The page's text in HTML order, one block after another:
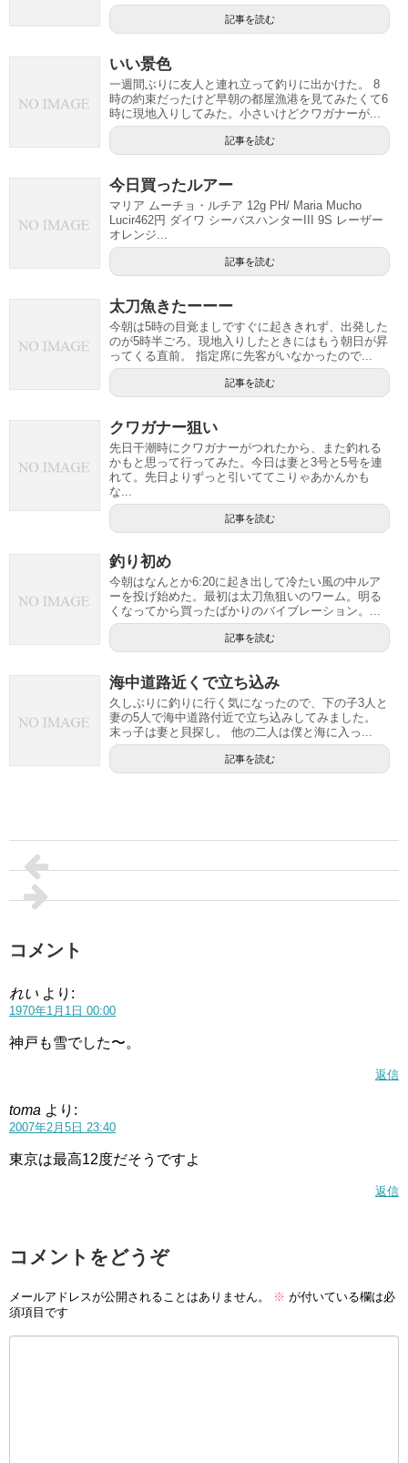
記事を読む
いい景色
一週間ぶりに友人と連れ立って釣りに出かけた。 8
時の約束だったけど早朝の都屋漁港を見てみたくて6
時に現地入りしてみた。小さいけどクワガナーが...
記事を読む
今日買ったルアー
マリア ムーチョ・ルチア 12g PH/ Maria Mucho
Lucir462円 ダイワ シーバスハンターIII 9S レーザー
オレンジ...
記事を読む
太刀魚きたーーー
今朝は5時の目覚ましですぐに起ききれず、出発した
のが5時半ごろ。現地入りしたときにはもう朝日が昇
ってくる直前。 指定席に先客がいなかったので...
記事を読む
クワガナー狙い
先日干潮時にクワガナーがつれたから、また釣れる
かもと思って行ってみた。今日は妻と3号と5号を連
れて。先日よりずっと引いててこりゃあかんかも
な...
記事を読む
釣り初め
今朝はなんとか6:20に起き出して冷たい風の中ルア
ーを投げ始めた。最初は太刀魚狙いのワーム。明る
くなってから買ったばかりのバイブレーション。...
記事を読む
海中道路近くで立ち込み
久しぶりに釣りに行く気になったので、下の子3人と
妻の5人で海中道路付近で立ち込みしてみました。
末っ子は妻と貝探し。 他の二人は僕と海に入っ...
記事を読む
コメント
れい より:
1970年1月1日 00:00
神戸も雪でした〜。
返信
toma より:
2007年2月5日 23:40
東京は最高12度だそうですよ
返信
コメントをどうぞ
メールアドレスが公開されることはありません。 ※ が付いている欄は必
須項目です